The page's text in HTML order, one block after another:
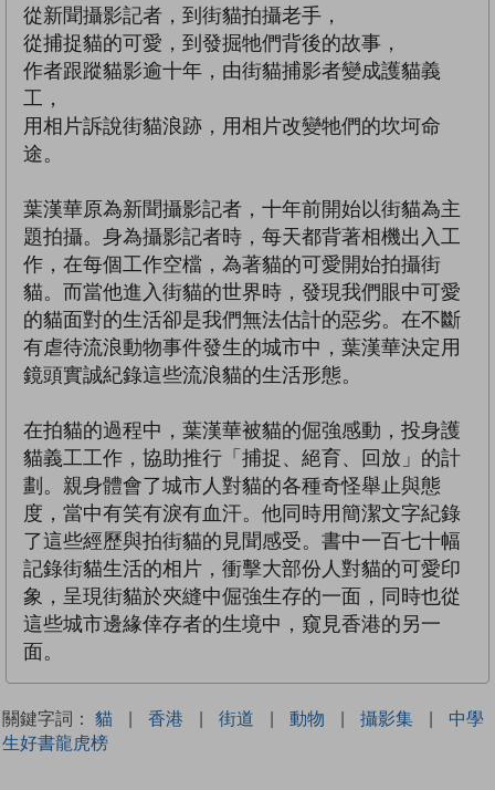
從新聞攝影記者，到街貓拍攝老手，
從捕捉貓的可愛，到發掘牠們背後的故事，
作者跟蹤貓影逾十年，由街貓捕影者變成護貓義
工，
用相片訴說街貓浪跡，用相片改變牠們的坎坷命
途。
葉漢華原為新聞攝影記者，十年前開始以街貓為主
題拍攝。身為攝影記者時，每天都背著相機出入工
作，在每個工作空檔，為著貓的可愛開始拍攝街
貓。而當他進入街貓的世界時，發現我們眼中可愛
的貓面對的生活卻是我們無法估計的惡劣。在不斷
有虐待流浪動物事件發生的城市中，葉漢華決定用
鏡頭實誠紀錄這些流浪貓的生活形態。
在拍貓的過程中，葉漢華被貓的倔強感動，投身護
貓義工工作，協助推行「捕捉、絕育、回放」的計
劃。親身體會了城市人對貓的各種奇怪舉止與態
度，當中有笑有淚有血汗。他同時用簡潔文字紀錄
了這些經歷與拍街貓的見聞感受。書中一百七十幅
記錄街貓生活的相片，衝擊大部份人對貓的可愛印
象，呈現街貓於夾縫中倔強生存的一面，同時也從
這些城市邊緣倖存者的生境中，窺見香港的另一
面。
關鍵字詞： 貓 | 香港 | 街道 | 動物 | 攝影集 |
中學
生好書龍虎榜